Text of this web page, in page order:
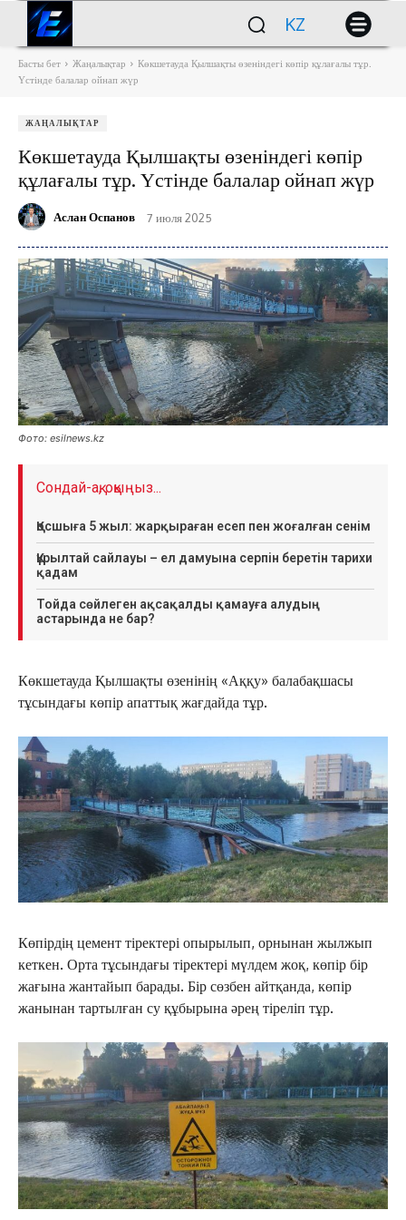
KZ
Басты бет Жаңалықтар
Көкшетауда Қылшақты өзеніндегі көпір құлағалы тұр.
Үстінде балалар ойнап жүр
ЖАҢАЛЫҚТАР
Көкшетауда Қылшақты өзеніндегі көпір
құлағалы тұр. Үстінде балалар ойнап жүр
Аслан Оспанов 7 июля 2025
Фото: esilnews.kz
Сондай-ақ, оқыңыз...
Қосшыға 5 жыл: жарқыраған есеп пен жоғалған сенім
Құрылтай сайлауы – ел дамуына серпін беретін тарихи
қадам
Тойда сөйлеген ақсақалды қамауға алудың
астарында не бар?
Көкшетауда Қылшақты өзенінің «Аққу» балабақшасы
тұсындағы көпір апаттық жағдайда тұр.
Көпірдің цемент тіректері опырылып, орнынан жылжып
кеткен. Орта тұсындағы тіректері мүлдем жоқ, көпір бір
жағына жантайып барады. Бір сөзбен айтқанда, көпір
жанынан тартылған су құбырына әрең тіреліп тұр.